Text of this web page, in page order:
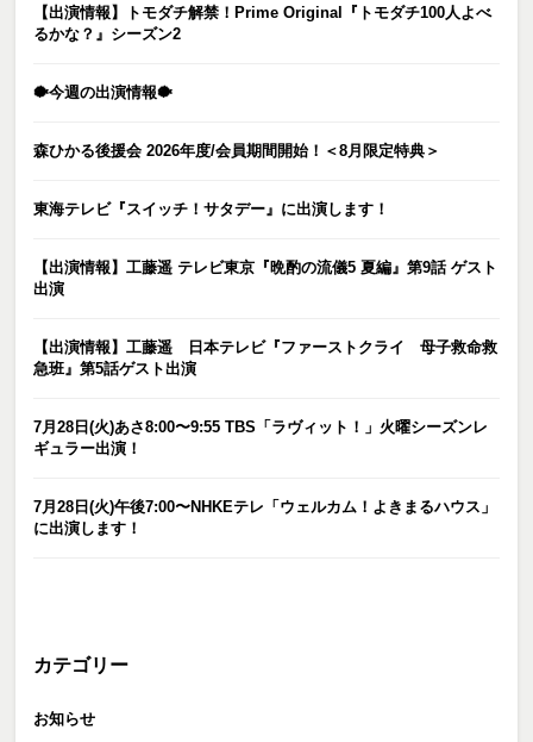
【出演情報】トモダチ解禁！Prime Original『トモダチ100人よべ
るかな？』シーズン2
🐡今週の出演情報🐡
森ひかる後援会 2026年度/会員期間開始！＜8月限定特典＞
東海テレビ『スイッチ！サタデー』に出演します！
【出演情報】工藤遥 テレビ東京『晩酌の流儀5 夏編』第9話 ゲスト
出演
【出演情報】工藤遥 日本テレビ『ファーストクライ 母子救命救
急班』第5話ゲスト出演
7月28日(火)あさ8:00〜9:55 TBS「ラヴィット！」火曜シーズンレ
ギュラー出演！
7月28日(火)午後7:00〜NHKEテレ「ウェルカム！よきまるハウス」
に出演します！
カテゴリー
お知らせ